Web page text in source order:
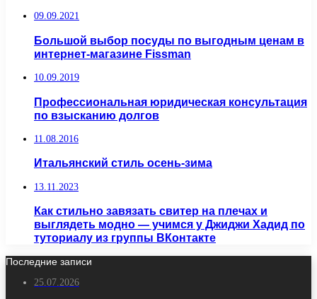
09.09.2021
Большой выбор посуды по выгодным ценам в
интернет-магазине Fissman
10.09.2019
Профессиональная юридическая консультация
по взысканию долгов
11.08.2016
Итальянский стиль осень-зима
13.11.2023
Как стильно завязать свитер на плечах и
выглядеть модно — учимся у Джиджи Хадид по
туториалу из группы ВКонтакте
Последние записи
25.07.2026